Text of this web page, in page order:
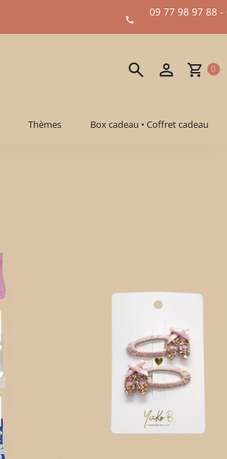
09 77 98 97 88 -
0
Thèmes Box cadeau • Coffret cadeau